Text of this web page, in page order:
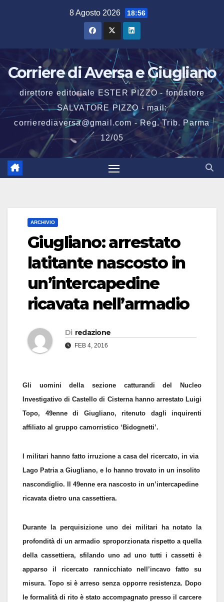
8 Agosto 2026 18:56
Corriere di Aversa e Giugliano
direttore editoriale ESTER PIZZO - fondatore
SALVATORE PIZZO - mail:
corrierediaversa@gmail.com - Reg. Trib. Parma
12/05
ARCHIVIO
Giugliano: arrestato
latitante nascosto in
un’intercapedine
ricavata nell’armadio
Di redazione
FEB 4, 2016
Gli uomini della sezione catturandi del Nucleo
Investigativo di Castello di Cisterna hanno arrestato Luigi
Topo, 49enne di Giugliano, ritenuto dagli inquirenti
affiliato al gruppo camorristico ‘Bidognetti’.
I militari hanno fatto irruzione a casa del ricercato, in via
Lago Patria a Giugliano, e lo hanno trovato in un insolito
nascondiglio. Il 49enne era nascosto in un’intercapedine
ricavata dietro una cassettiera.
Durante la perquisizione uno dei militari ha notato la
profondità di un armadio sproporzionata rispetto a quella
della cassettiera, sfilando uno ad uno tutti i cassetti è
apparso il ricercato rannicchiato nell’incavo fatto su
misura. Topo si è arreso senza opporre resistenza. Dopo
le formalità di rito è stato accompagnato presso il carcere